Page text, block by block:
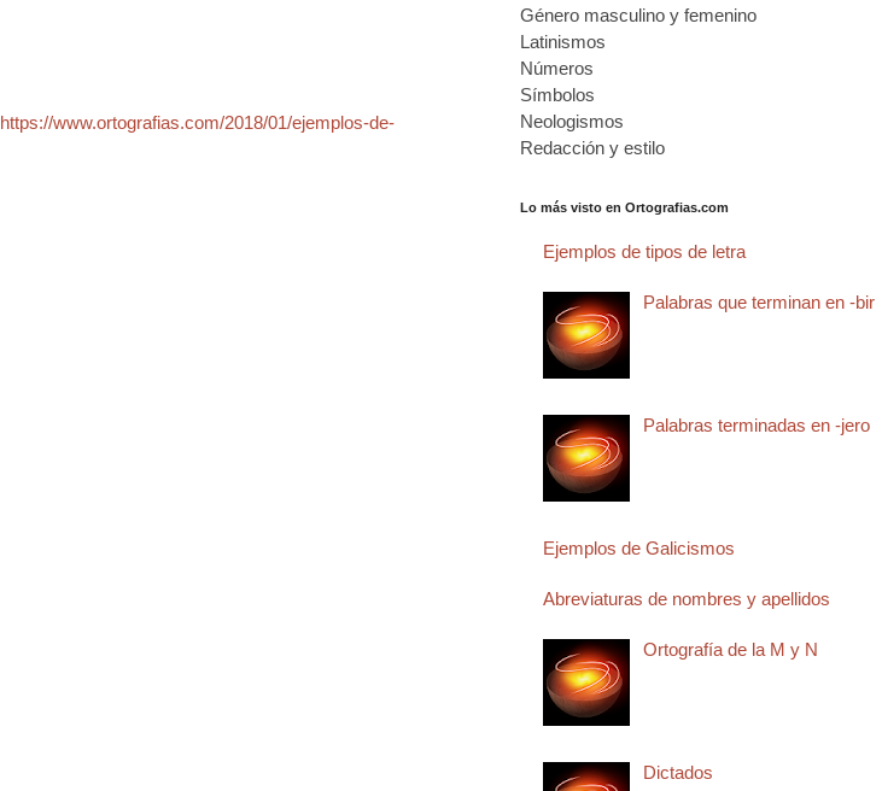
https://www.ortografias.com/2018/01/ejemplos-de-
Género masculino y femenino
Latinismos
Números
Símbolos
Neologismos
Redacción y estilo
Lo más visto en Ortografias.com
Ejemplos de tipos de letra
Palabras que terminan en -bir
Palabras terminadas en -jero
Ejemplos de Galicismos
Abreviaturas de nombres y apellidos
Ortografía de la M y N
Dictados